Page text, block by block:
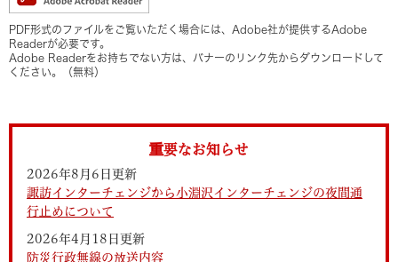
PDF形式のファイルをご覧いただく場合には、Adobe社が提供するAdobe
Readerが必要です。
Adobe Readerをお持ちでない方は、バナーのリンク先からダウンロードして
ください。（無料）
重要なお知らせ
2026年8月6日更新
諏訪インターチェンジから小淵沢インターチェンジの夜間通
行止めについて
2026年4月18日更新
防災行政無線の放送内容